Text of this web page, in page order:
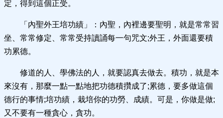
定，得到這個正受。
「內聖外王培功績」：內聖，內裡邊要聖明，就是常常習
坐、常常修定、常常受持讀誦每一句咒文;外王，外面還要積
功累德。
修道的人、學佛法的人，就要認真去做去。積功，就是本
來沒有，那麼一點一點地把功德積攢成了;累德，要多做這個
德行的事情;培功績，栽培你的功勞、成績。可是，你做是做;
又不要有一種貪心，貪功。